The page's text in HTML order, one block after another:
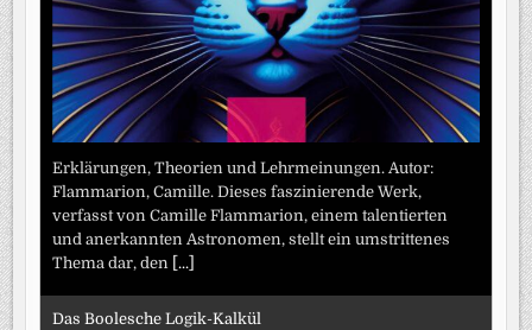
Erklärungen, Theorien und Lehrmeinungen. Autor:
Flammarion, Camille. Dieses faszinierende Werk,
verfasst von Camille Flammarion, einem talentierten
und anerkannten Astronomen, stellt ein umstrittenes
Thema dar, den [...]
Das Boolesche Logik-Kalkül